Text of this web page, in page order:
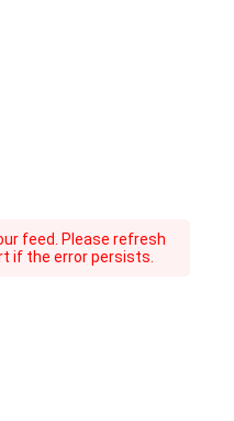
feed. Please refresh
if the error persists.